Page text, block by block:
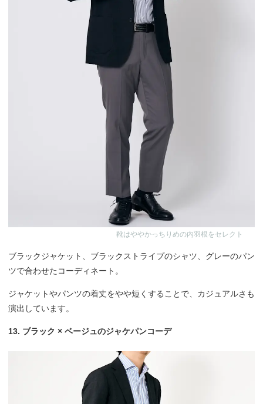
靴はややかっちりめの内羽根をセレクト
ブラックジャケット、ブラックストライプのシャツ、グレーのパン
ツで合わせたコーディネート。
ジャケットやパンツの着丈をやや短くすることで、カジュアルさも
演出しています。
13. ブラック × ベージュのジャケパンコーデ